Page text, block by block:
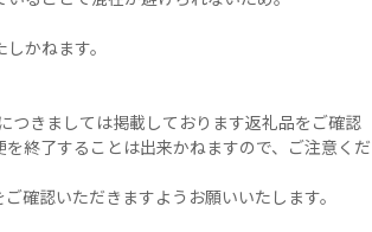
かねます。
つきましては掲載しております返礼品をご確認
終了することは出来かねますので、ご注意くだ
確認いただきますようお願いいたします。